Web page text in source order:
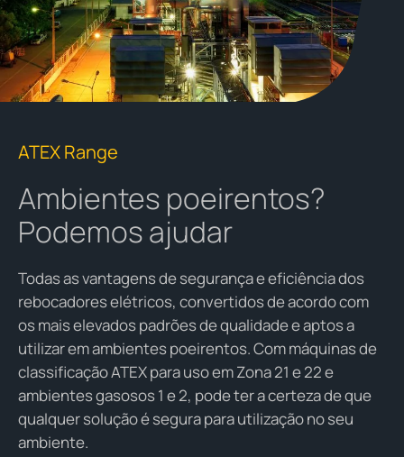
ATEX Range
Ambientes poeirentos?
Podemos ajudar
Todas as vantagens de segurança e eficiência dos
rebocadores elétricos, convertidos de acordo com
os mais elevados padrões de qualidade e aptos a
utilizar em ambientes poeirentos. Com máquinas de
classificação ATEX para uso em Zona 21 e 22 e
ambientes gasosos 1 e 2, pode ter a certeza de que
qualquer solução é segura para utilização no seu
ambiente.